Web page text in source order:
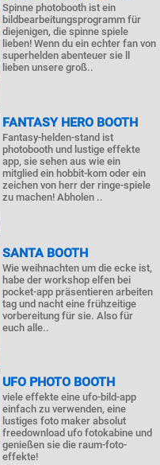
Spinne photobooth ist ein
bildbearbeitungsprogramm für
diejenigen, die spinne spiele
lieben! Wenn du ein echter fan von
superhelden abenteuer sie ll
lieben unsere groß..
FANTASY HERO BOOTH
Fantasy-helden-stand ist
photobooth und lustige effekte
app, sie sehen aus wie ein
mitglied ein hobbit-kom oder ein
zeichen von herr der ringe-spiele
zu machen! Abholen ..
SANTA BOOTH
Wie weihnachten um die ecke ist,
habe der workshop elfen bei
pocket-app präsentieren arbeiten
tag und nacht eine frühzeitige
vorbereitung für sie. Also für
euch alle..
UFO PHOTO BOOTH
viele effekte eine ufo-bild-app
einfach zu verwenden, eine
lustiges foto maker absolut
freedownload ufo fotokabine und
genießen sie die raum-foto-
effekte!